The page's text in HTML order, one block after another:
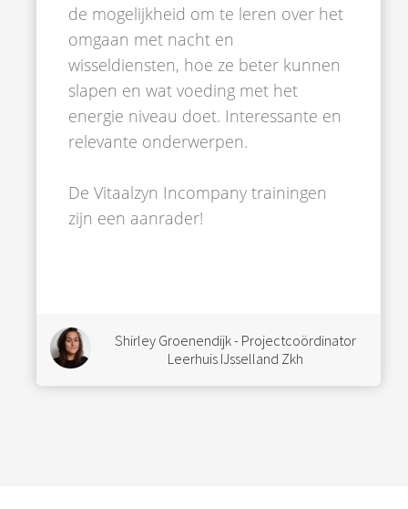
de mogelijkheid om te leren over het
omgaan met nacht en
wisseldiensten, hoe ze beter kunnen
slapen en wat voeding met het
energie niveau doet. Interessante en
relevante onderwerpen.
De Vitaalzyn Incompany trainingen
zijn een aanrader!
Shirley Groenendijk - Projectcoördinator
Leerhuis IJsselland Zkh